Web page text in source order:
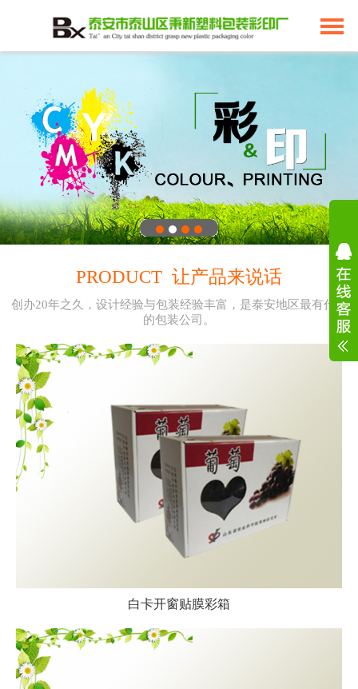
PRODUCT 让产品来说话
创办20年之久，设计经验与包装经验丰富，是泰安地区最有代表
的包装公司。
白卡开窗贴膜彩箱